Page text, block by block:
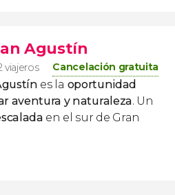
Agustín
viajeros Cancelación gratuita
es la oportunidad
aventura y naturaleza. Un
en el sur de Gran